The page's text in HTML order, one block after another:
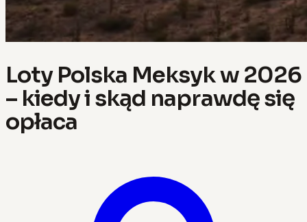
Loty Polska Meksyk w 2026
– kiedy i skąd naprawdę się
opłaca